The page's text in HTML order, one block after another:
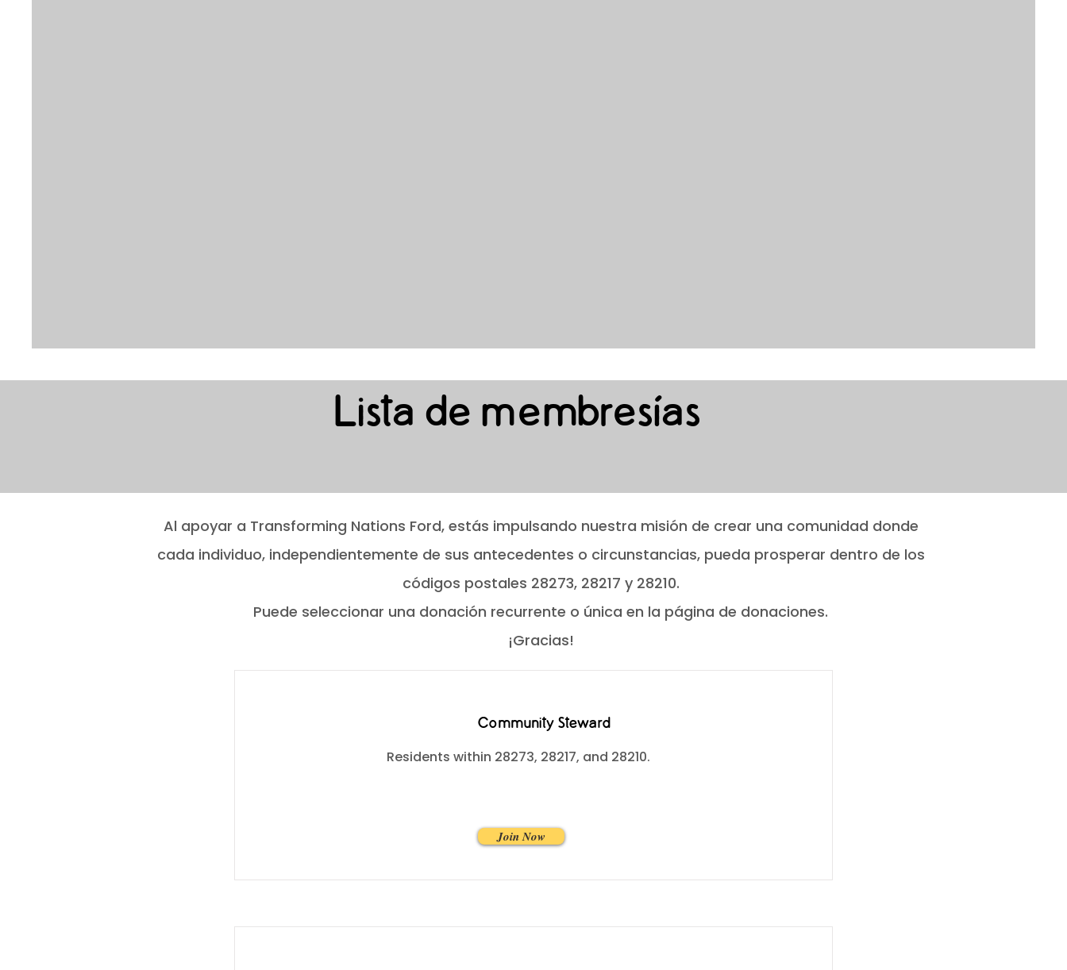
Lista de membresías
Al apoyar a Transforming Nations Ford, estás impulsando nuestra misión de crear una comunidad donde
cada individuo, independientemente de sus antecedentes o circunstancias, pueda prosperar dentro de los
códigos postales 28273, 28217 y 28210.
Puede seleccionar una donación recurrente o única en la página de donaciones.
¡Gracias!
Community Steward
Residents within 28273, 28217, and 28210.
Join Now